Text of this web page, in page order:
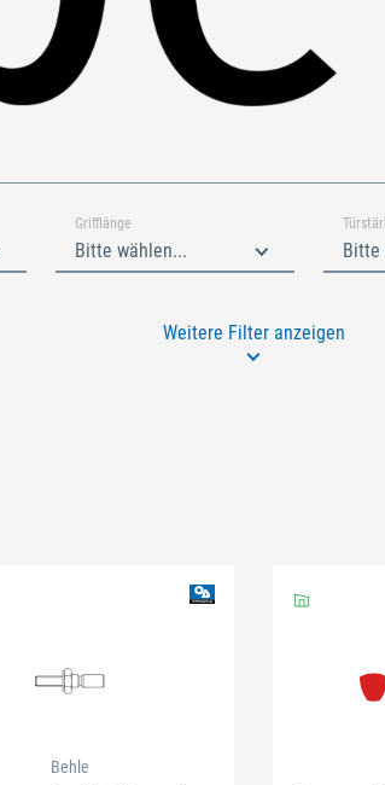
Grifflänge
Bitte wählen... Bitte
Weitere Filter anzeigen
Behle